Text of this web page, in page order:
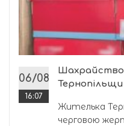
06/08
16:07
Шахрайство
Жителька
черговою